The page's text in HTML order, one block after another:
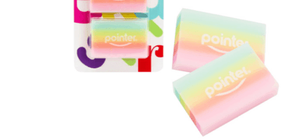
Papelería
Tecnología
Todas las categorías